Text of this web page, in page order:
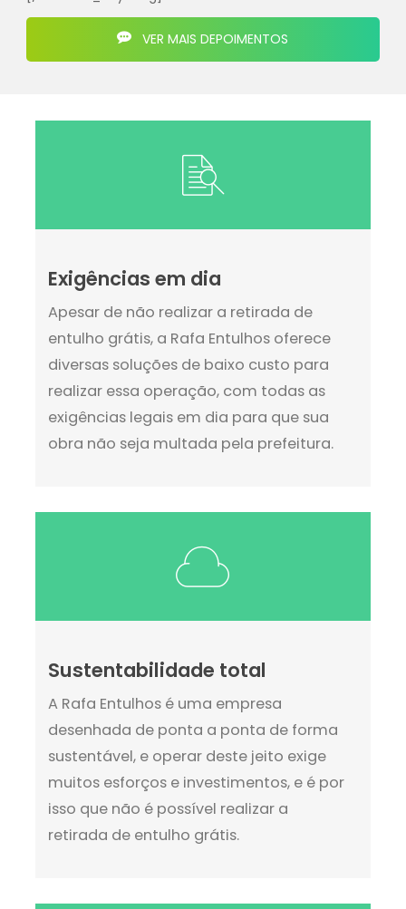
VER MAIS DEPOIMENTOS
Exigências em dia
Apesar de não realizar a retirada de
entulho grátis, a Rafa Entulhos oferece
diversas soluções de baixo custo para
realizar essa operação, com todas as
exigências legais em dia para que sua
obra não seja multada pela prefeitura.
Sustentabilidade total
A Rafa Entulhos é uma empresa
desenhada de ponta a ponta de forma
sustentável, e operar deste jeito exige
muitos esforços e investimentos, e é por
isso que não é possível realizar a
retirada de entulho grátis.